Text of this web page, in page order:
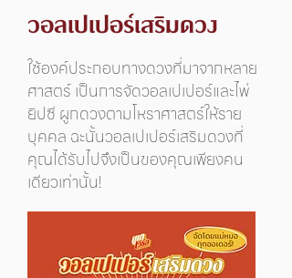
วอลเปเปอร์เสริมดวง
ใช้องค์ประกอบทางดวงที่มาจากหลาย
ศาสตร์ เป็นการจัดวอลเปเปอร์และไพ่
ยิปซี ผูกดวงตามโหราศาสตร์ให้ราย
บุคคล ฉะนั้นวอลเปเปอร์เสริมดวงที่
คุณได้รับไปจึงเป็นของคุณเพียงคน
เดียวเท่านั้น!